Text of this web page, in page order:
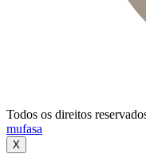
Todos os direitos
mufasa
X